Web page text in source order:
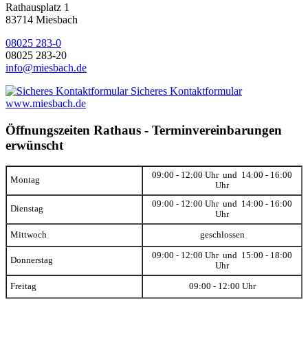
Rathausplatz 1
83714 Miesbach
08025 283-0
08025 283-20
info@miesbach.de
Sicheres Kontaktformular
www.miesbach.de
Öffnungszeiten Rathaus - Terminvereinbarungen
erwünscht
Montag
09:00 - 12:00 Uhr und 14:00 - 16:00
Uhr
Dienstag
09:00 - 12:00 Uhr und 14:00 - 16:00
Uhr
Mittwoch geschlossen
Donnerstag
09:00 - 12:00 Uhr und 15:00 - 18:00
Uhr
Freitag 09:00 - 12:00 Uhr